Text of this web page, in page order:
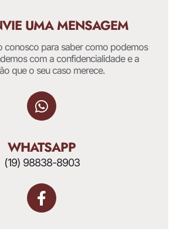
UMA MENSAGEM
conosco para saber como podemos
com a confidencialidade e a
que o seu caso merece.
WHATSAPP
(19) 98838-8903